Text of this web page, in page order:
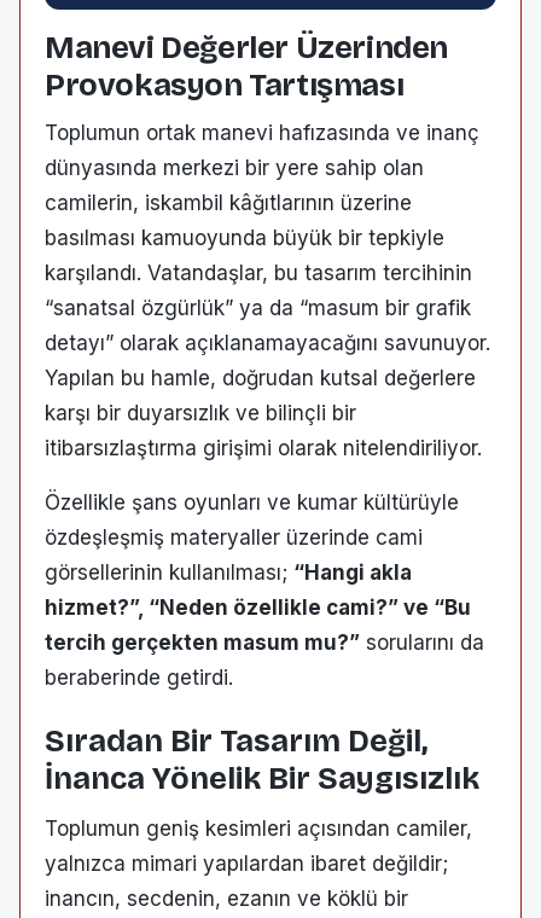
Manevi Değerler Üzerinden
Provokasyon Tartışması
Toplumun ortak manevi hafızasında ve inanç
dünyasında merkezi bir yere sahip olan
camilerin, iskambil kâğıtlarının üzerine
basılması kamuoyunda büyük bir tepkiyle
karşılandı. Vatandaşlar, bu tasarım tercihinin
“sanatsal özgürlük” ya da “masum bir grafik
detayı” olarak açıklanamayacağını savunuyor.
Yapılan bu hamle, doğrudan kutsal değerlere
karşı bir duyarsızlık ve bilinçli bir
itibarsızlaştırma girişimi olarak nitelendiriliyor.
Özellikle şans oyunları ve kumar kültürüyle
özdeşleşmiş materyaller üzerinde cami
görsellerinin kullanılması; “Hangi akla
hizmet?”, “Neden özellikle cami?” ve “Bu
tercih gerçekten masum mu?” sorularını da
beraberinde getirdi.
Sıradan Bir Tasarım Değil,
İnanca Yönelik Bir Saygısızlık
Toplumun geniş kesimleri açısından camiler,
yalnızca mimari yapılardan ibaret değildir;
inancın, secdenin, ezanın ve köklü bir